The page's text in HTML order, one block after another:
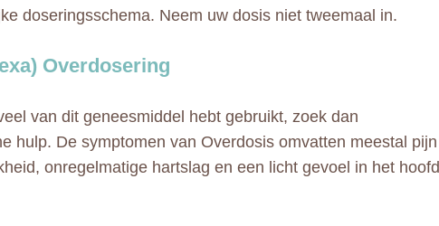
doseringsschema. Neem uw dosis niet tweemaal in.
Overdosering
van dit geneesmiddel hebt gebruikt, zoek dan
hulp. De symptomen van Overdosis omvatten meestal pijn
onregelmatige hartslag en een licht gevoel in het hoofd